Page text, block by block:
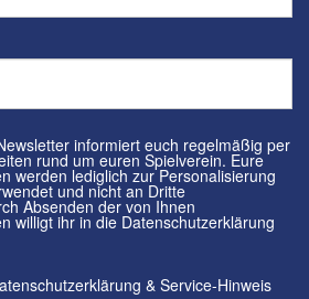
informiert euch regelmäßig per
Eure
Personalisierung
an Dritte
der von Ihnen
die Datenschutzerklärung
& Service-Hinweis